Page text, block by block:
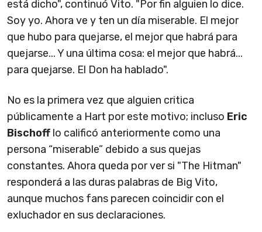
está dicho", continuó Vito. "Por fin alguien lo dice.
Soy yo. Ahora ve y ten un día miserable. El mejor
que hubo para quejarse, el mejor que habrá para
quejarse... Y una última cosa: el mejor que habrá...
para quejarse. El Don ha hablado".
No es la primera vez que alguien critica
públicamente a Hart por este motivo; incluso Eric
Bischoff lo calificó anteriormente como una
persona “miserable” debido a sus quejas
constantes. Ahora queda por ver si "The Hitman"
responderá a las duras palabras de Big Vito,
aunque muchos fans parecen coincidir con el
exluchador en sus declaraciones.